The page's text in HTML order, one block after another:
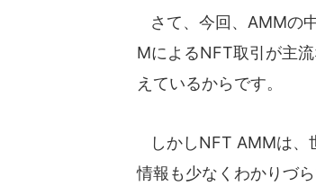
さて、今回、AMMの
MによるNFT取引が主
えているからです。
しかしNFT AMMは、
情報も少なくわかりづら